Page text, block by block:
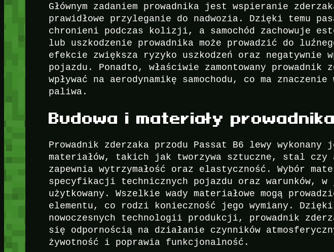
Głównym zadaniem prowadnika jest wspieranie
prawidłowe przyleganie do nadwozia. Dzięki temu
chronieni podczas kolizji, a samochód zachowuje
lub uszkodzenie prowadnika może prowadzić do
efekcie zwiększa ryzyko uszkodzeń oraz negatywnie
pojazdu. Ponadto, właściwie zamontowany prowadnik
wpływać na aerodynamikę samochodu, co ma
paliwa.
Budowa i materiały
Prowadnik zderzaka przodu Passat B6 lewy wykonany
materiałów, takich jak tworzywa sztuczne, stal czy
zapewnia wytrzymałość oraz elastyczność. Wybór
specyfikacji technicznych pojazdu oraz warunków,
użytkowany. Wszelkie wady materiałowe mogą
elementu, co rodzi konieczność jego wymiany. Dzięki
nowoczesnych technologii produkcji, prowadnik
się odpornością na działanie czynników
żywotność i poprawia funkcjonalność.